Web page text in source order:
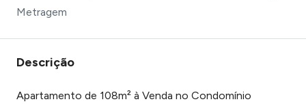
Metragem
Descrição
Apartamento de 108m² à Venda no Condomínio